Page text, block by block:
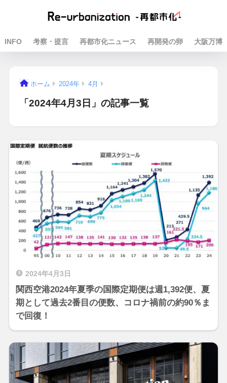
INFO 考察・提言 再都市化ニュース 再開発の卵 大阪万博
ホーム 2024年 4月
「2024年4月3日」の記事一覧
2024年4月3日
関西空港2024年夏季の国際定期便は週1,392便、夏
期として過去2番目の便数、コロナ禍前の約90％ま
で回復！